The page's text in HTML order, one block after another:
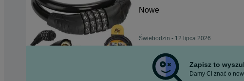
Nowe
Świebodzin - 12 lipca 2026
Zapisz to
Damy Ci znać o